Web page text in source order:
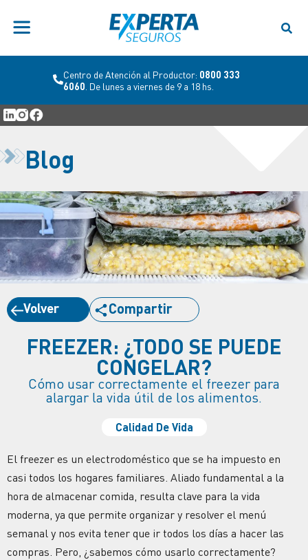
Centro de Atención al Productor: 0800 333
6060 . De lunes a viernes de 9 a 18 hs.
Blog
Volver Compartir
FREEZER: ¿TODO SE PUEDE
CONGELAR?
Cómo usar correctamente el freezer para
alargar la vida útil de los alimentos.
Calidad De Vida
El freezer es un electrodoméstico que se ha impuesto en
casi todos los hogares familiares. Aliado fundamental a la
hora de almacenar comida, resulta clave para la vida
moderna, ya que permite organizar y resolver el menú
semanal y nos evita tener que ir todos los días a hacer las
compras. Pero, ¿sabemos cómo usarlo correctamente?